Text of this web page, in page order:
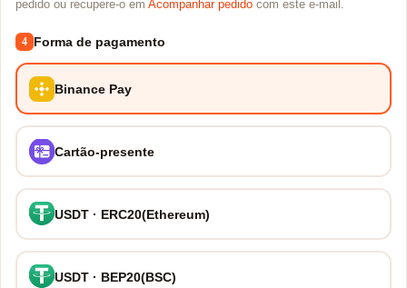
pedido ou recupere-o em Acompanhar pedido com este e-mail.
4 Forma de pagamento
Binance Pay
Cartão-presente
USDT · ERC20(Ethereum)
USDT · BEP20(BSC)